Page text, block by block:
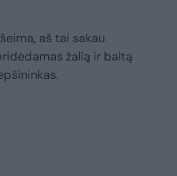
aš tai sakau
žalią ir baltą